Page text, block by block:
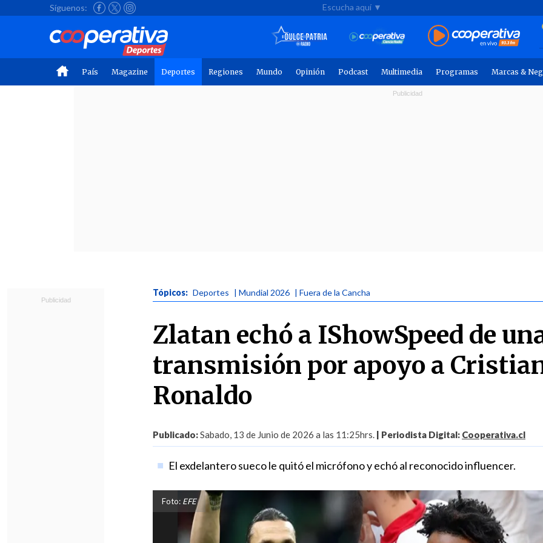
Síguenos: Escucha aquí ▼
País Magazine Deportes Regiones Mundo Opinión Podcast Multimedia Programas Marcas &
Tópicos: Deportes | Mundial 2026 | Fuera de la Cancha
Zlatan echó a IShowSpeed de
transmisión por apoyo a
Ronaldo
Publicado:Sabado, 13 de Junio de 2026 a las 11:25hrs. | Periodista Digital: Cooperativa.cl
El exdelantero sueco le quitó el micrófono y echó al reconocido influencer.
Foto: EFE